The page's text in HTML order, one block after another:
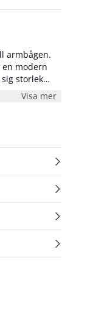
armbågen.
modern
Visa mer